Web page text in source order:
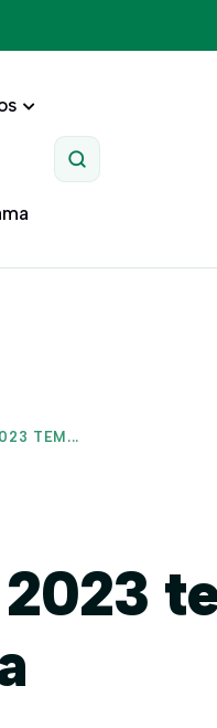
Pesquisar
TEM...